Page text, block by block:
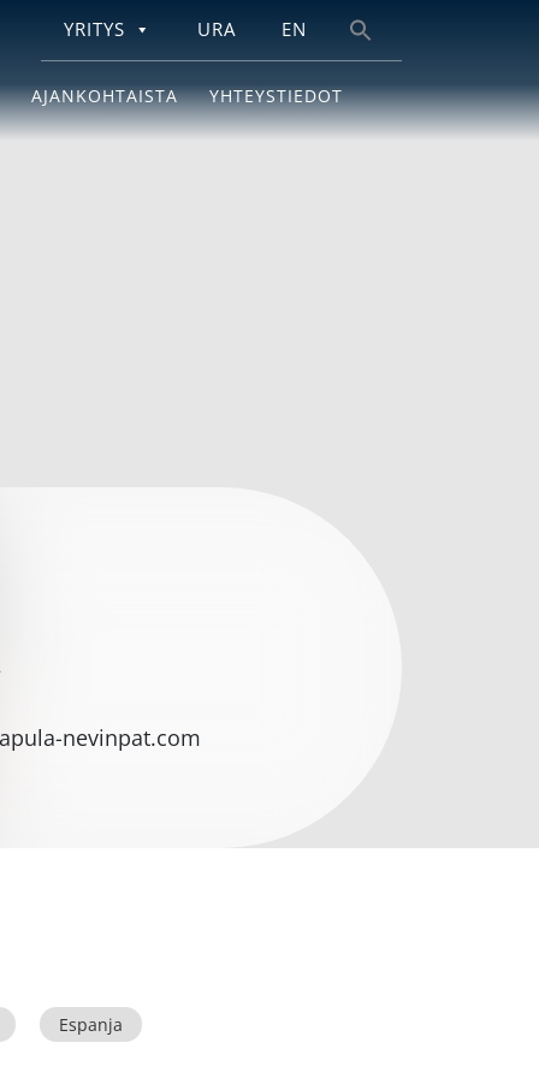
YRITYS URA EN
AJANKOHTAISTA YHTEYSTIEDOT
nevinpat.com
Espanja